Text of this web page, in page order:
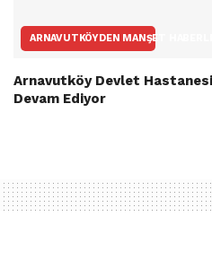
ARNAVUTKÖYDEN MANŞET
Arnavutköy Devlet
Devam Ediyor